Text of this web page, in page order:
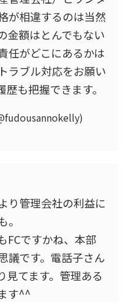
が相違するのは当然
金額はとんでもない
任がどこにあるかは
ラブル対応をお願い
も把握できます。
り管理会社の利益に
FCですかね、本部
議です。電話子さん
てます。管理ある
す^^